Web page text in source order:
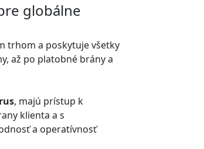
globálne
trhom a poskytuje všetky
až po platobné brány a
, majú prístup k
klienta a s
a operatívnosť